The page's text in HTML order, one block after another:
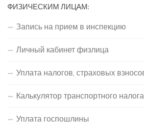
ФИЗИЧЕСКИМ ЛИЦАМ:
Запись на прием в инспекцию
Личный кабинет физлица
Уплата налогов, страховых
Калькулятор транспортного налога
Уплата госпошлины